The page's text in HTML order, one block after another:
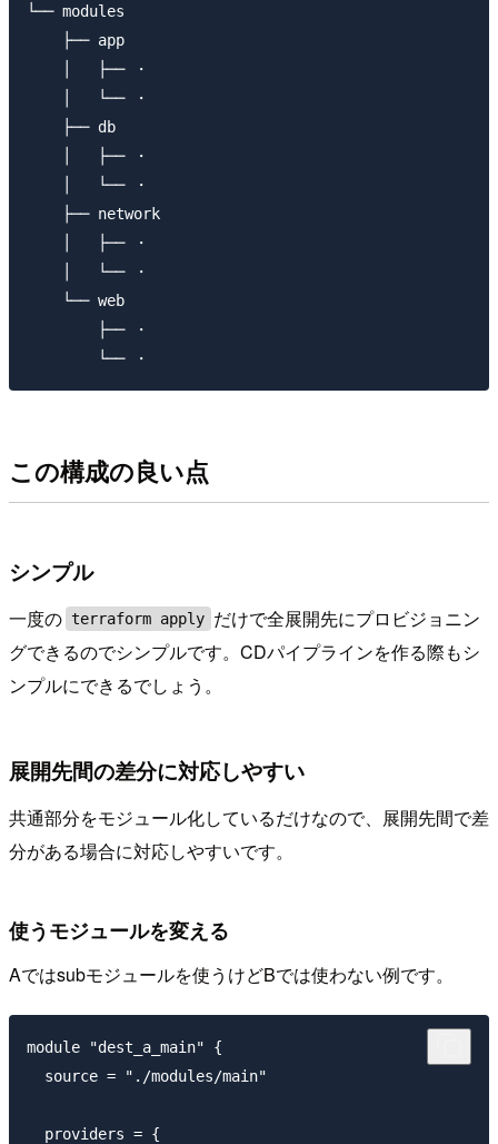
└── modules
    ├── app
    │   ├── ・
    │   └── ・
    ├── db
    │   ├── ・
    │   └── ・
    ├── network
    │   ├── ・
    │   └── ・
    └── web
        ├── ・
この構成の良い点
シンプル
一度の terraform apply だけで全展開先にプロビジョニン
グできるのでシンプルです。CDパイプラインを作る際もシ
ンプルにできるでしょう。
展開先間の差分に対応しやすい
共通部分をモジュール化しているだけなので、展開先間で差
分がある場合に対応しやすいです。
使うモジュールを変える
Aではsubモジュールを使うけどBでは使わない例です。
module "dest_a_main" {
  source = "./modules/main"
  providers = {